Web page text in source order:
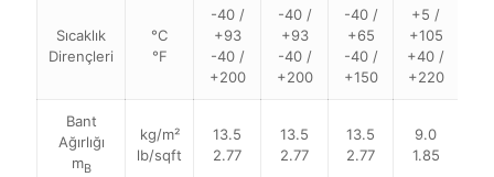
Sıcaklık
Dirençleri
°C
°F
-40 /
+93
-40 /
+200
-40 /
+93
-40 /
+200
-40 /
+65
-40 /
+150
+5 /
+105
+40 /
+220
Bant
Ağırlığı
mB
kg/m²
lb/sqft
13.5
2.77
13.5
2.77
13.5
2.77
9.0
1.85